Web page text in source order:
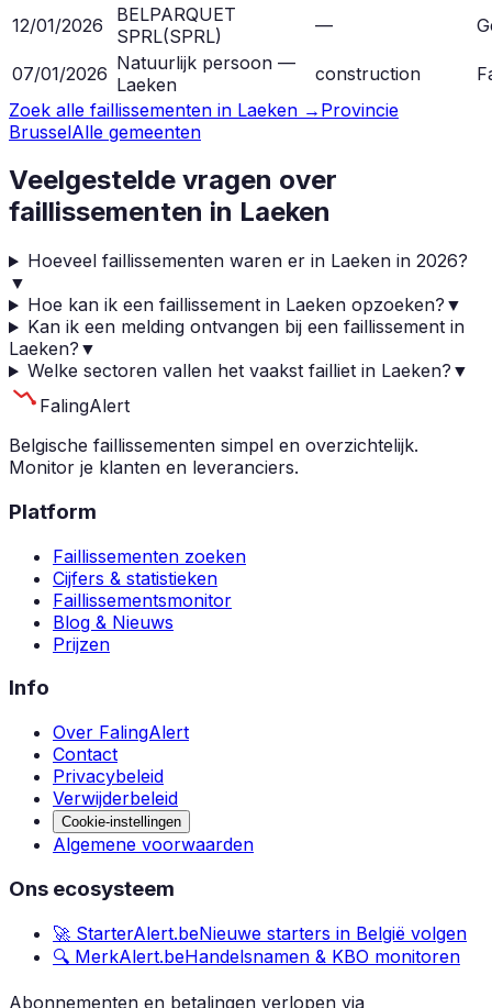
12/01/2026
BELPARQUET
SPRL(SPRL) —
07/01/2026 Natuurlijk persoon —
Laeken
construction
Zoek alle faillissementen in Laeken → Provincie
BrusselAlle gemeenten
Veelgestelde vragen over
faillissementen in Laeken
Hoeveel faillissementen waren er in Laeken in 2026?
▼
Hoe kan ik een faillissement in Laeken opzoeken? ▼
Kan ik een melding ontvangen bij een faillissement in
Laeken? ▼
Welke sectoren vallen het vaakst failliet in Laeken? ▼
FalingAlert
Belgische faillissementen simpel en overzichtelijk.
Monitor je klanten en leveranciers.
Platform
Faillissementen zoeken
Cijfers & statistieken
Faillissementsmonitor
Blog & Nieuws
Prijzen
Info
Over FalingAlert
Contact
Privacybeleid
Verwijderbeleid
Cookie-instellingen
Algemene voorwaarden
Ons ecosysteem
🚀 StarterAlert.beNieuwe starters in België volgen
🔍 MerkAlert.beHandelsnamen & KBO monitoren
Abonnementen en betalingen verlopen via